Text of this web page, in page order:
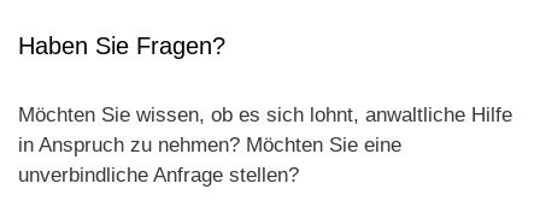
Haben Sie Fragen?
Möchten Sie wissen, ob es sich lohnt, anwaltliche Hilfe
in Anspruch zu nehmen? Möchten Sie eine
unverbindliche Anfrage stellen?